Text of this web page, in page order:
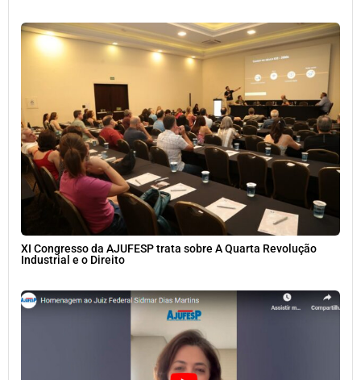
XI Congresso da AJUFESP trata sobre A Quarta Revolução
Industrial e o Direito